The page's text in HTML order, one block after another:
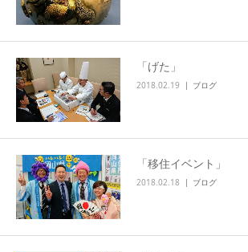
「げた」
2018.02.19 ブログ
「移住イベント」
2018.02.18 ブログ